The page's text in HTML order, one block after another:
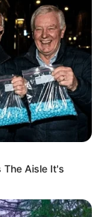
The Aisle It's